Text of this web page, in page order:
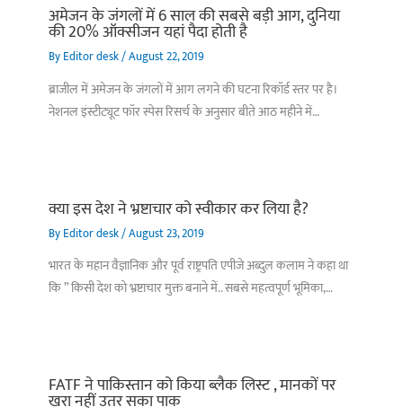
अमेजन के जंगलों में 6 साल की सबसे बड़ी आग, दुनिया
की 20% ऑक्सीजन यहां पैदा होती है
ByEditor desk/August 22, 2019
ब्राजील में अमेजन के जंगलों में आग लगने की घटना रिकॉर्ड स्तर पर है।
नेशनल इंस्टीट्यूट फॉर स्पेस रिसर्च के अनुसार बीते आठ महीने में…
क्या इस देश ने भ्रष्टाचार को स्वीकार कर लिया है?
ByEditor desk/August 23, 2019
भारत के महान वैज्ञानिक और पूर्व राष्ट्रपति एपीजे अब्दुल कलाम ने कहा था
कि ” किसी देश को भ्रष्टाचार मुक्त बनाने में.. सबसे महत्वपूर्ण भूमिका,…
FATF ने पाकिस्तान को किया ब्लैक लिस्ट , मानकों पर
खरा नहीं उतर सका पाक